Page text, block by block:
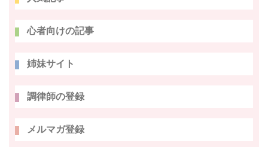
心者向けの記事
姉妹サイト
調律師の登録
メルマガ登録